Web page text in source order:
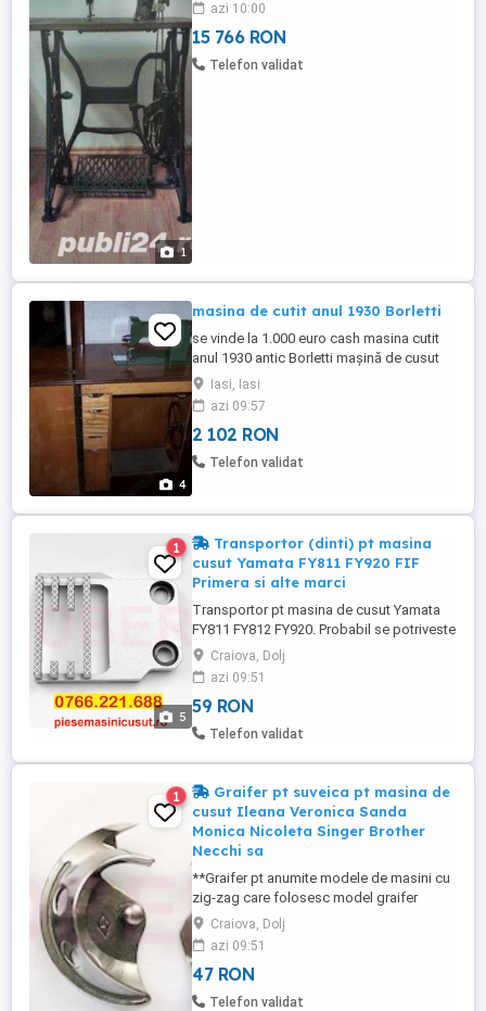
1
azi 10:00
15 766 RON
Telefon validat
4
masina de cutit anul 1930 Borletti
se vinde la 1.000 euro cash masina cutit
anul 1930 antic Borletti mașină de cusut
cu pedală patentată n 2613 41137
Iasi, Iasi
azi 09:57
2 102 RON
Telefon validat
5
1
Transportor (dinti) pt masina
cusut Yamata FY811 FY920 FIF
Primera si alte marci
Transportor pt masina de cusut Yamata
FY811 FY812 FY920. Probabil se potriveste
si la alte modele marci de masini de cusut
nementionate in lista de mai jos. AEG
NM1600, NM1800, 376 S Yamata FY811
FY812 FY920 FY930 FY940 Babylock
BL1050, BL1400, BL2800, BL6950 Necchi
Craiova, Dolj
azi 09:51
59 RON
Telefon validat
1
Graifer pt suveica pt masina de
cusut Ileana Veronica Sanda
Monica Nicoleta Singer Brother
Necchi sa
**Graifer pt anumite modele de masini cu
zig-zag care folosesc model graifer
2515Zs = 48lei (cel din stanga in prima
poza) **Graifer pt Ileana, Veronica,
Monica, Casnica, Sanda, Nicoleta, Iulia,
Diamant, Singer, Minerva, Necchi, Silver
Crest, etc = 47lei (cel din mijloc in prima
Craiova, Dolj
azi 09:51
47 RON
Telefon validat